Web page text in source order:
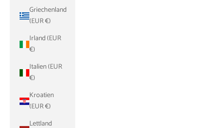
Griechenland
(EUR €)
Irland (EUR
€)
Italien (EUR
€)
Kroatien
(EUR €)
Lettland